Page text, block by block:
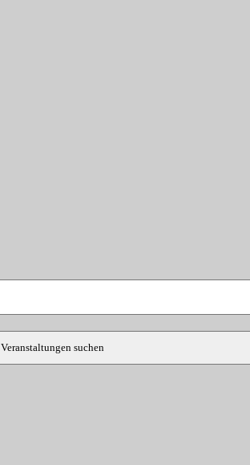
Veranstaltungen suchen